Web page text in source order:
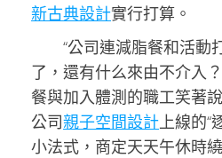
新古典設計實行打算。
“公司連減脂餐和活動
了，還有什么來由不介入？
餐與加入體測的職工笑著
公司親子空間設計上線的“
小法式，商定天天午休時